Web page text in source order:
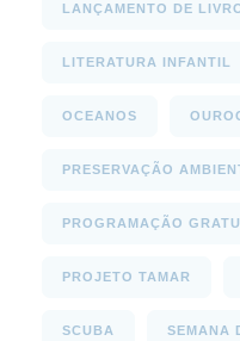
LANÇAMENTO DE
LITERATURA INFANTIL
OCEANOS
PRESERVAÇÃO
PROGRAMAÇÃO
PROJETO TAMAR
SCUBA SEMANA